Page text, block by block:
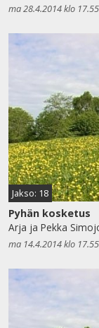
ma 28.4.2014 klo 17.55
Jakso: 18
Pyhän kosketus
Arja ja Pekka
ma 14.4.2014 klo 17.55